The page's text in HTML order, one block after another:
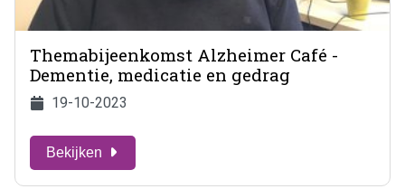
Themabijeenkomst Alzheimer Café -
Dementie, medicatie en gedrag
19-10-2023
Bekijken